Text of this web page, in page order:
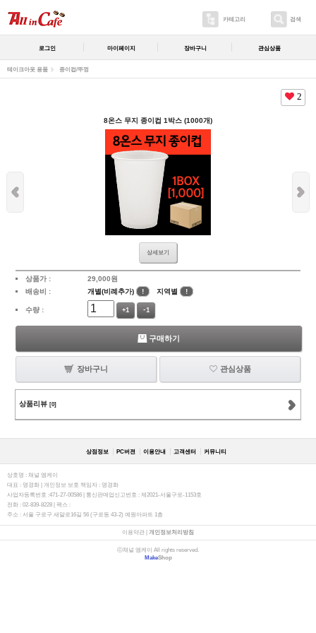
카테고리 검색
로그인 마이페이지 장바구니 관심상품
테이크아웃 용품 종이컵/뚜껑
2
8온스 무지 종이컵 1박스 (1000개)
상세보기
상품가 : 29,000원
배송비 :
개별(비례추가) ! 지역별 !
수량 : +1 -1
구매하기
장바구니 관심상품
상품리뷰 [0]
상점정보 PC버젼 이용안내 고객센터 커뮤니티
상호명 : 채널 엠케이
대표 : 명경화 | 개인정보 보호 책임자 : 명경화
사업자등록번호 :471-27-00586 | 통신판매업신고번호 : 제2021-서울구로-1153호
전화 : 02-839-8228 | 팩스 :
주소 : ​서울 구로구 새말로16길 56 (구로동 43-2) 예원아파트 1층
이용약관 | 개인정보처리방침
ⓒ채널 엠케이 All rights reserved.
MakeShop